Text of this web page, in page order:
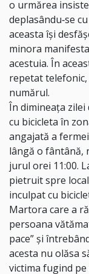
o urmărea
deplasându‑se
aceasta îşi
minora
acestuia. În
repetat
numărul.
În dimineaţa zilei
cu bicicleta în
angajată a
lângă o fântână,
jurul orei 11:00.
pietruit spre
inculpat cu
Martora care a
persoana
pace” şi
acesta nu olăsa
victima fugind